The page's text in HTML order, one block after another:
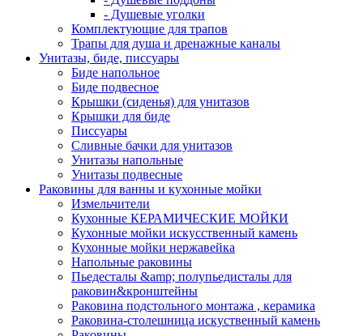
- Душевые уголки
Комплектующие для трапов
Трапы для душа и дренажные каналы
Унитазы, биде, писсуары
Биде напольное
Биде подвесное
Крышки (сиденья) для унитазов
Крышки для биде
Писсуары
Сливные бачки для унитазов
Унитазы напольные
Унитазы подвесные
Раковины для ванны и кухонные мойки
Измельчители
Кухонные КЕРАМИЧЕСКИЕ МОЙКИ
Кухонные мойки искусственный камень
Кухонные мойки нержавейка
Напольные раковины
Пьедесталы &amp; полупьедисталы для
раковин&кронштейны
Раковина подстольного монтажа , керамика
Раковина-столешница искуственный камень